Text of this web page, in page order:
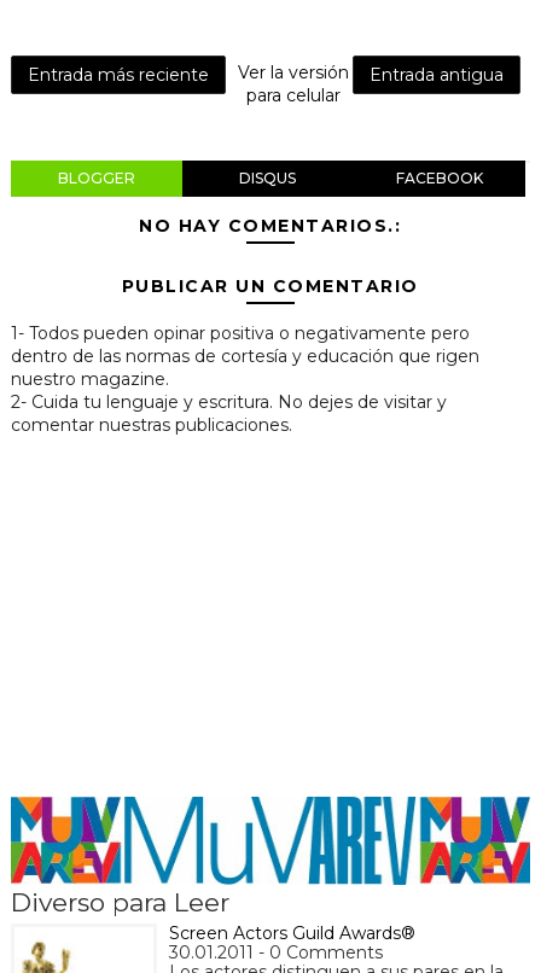
Entrada más reciente Entrada antigua
Ver la versión
para celular
BLOGGER DISQUS FACEBOOK
NO HAY COMENTARIOS.:
PUBLICAR UN COMENTARIO
1- Todos pueden opinar positiva o negativamente pero
dentro de las normas de cortesía y educación que rigen
nuestro magazine.
2- Cuida tu lenguaje y escritura. No dejes de visitar y
comentar nuestras publicaciones.
Diverso para Leer
Screen Actors Guild Awards®
30.01.2011 - 0 Comments